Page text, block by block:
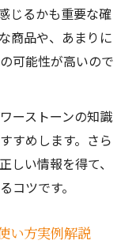
じるかも重要な確
商品や、あまりに
可能性が高いので
ーストーンの知識
すめします。さら
しい情報を得て、
コツです。
い方実例解説